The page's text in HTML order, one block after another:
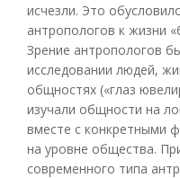
исчезли. Это
антропологов к жизни
Зрение антропологов
исследовании людей,
общностях («глаз
изучали общности на
вместе с конкретными
на уровне общества.
современного типа